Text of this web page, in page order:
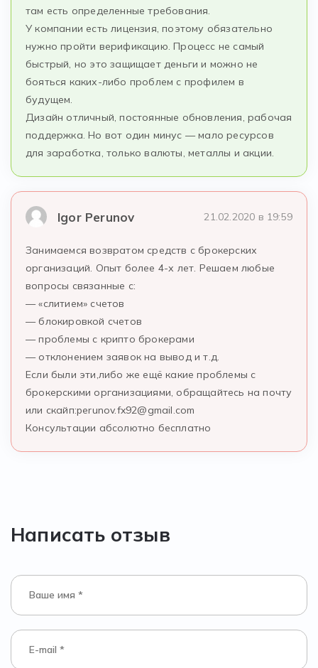
там есть определенные требования.
У компании есть лицензия, поэтому обязательно
нужно пройти верификацию. Процесс не самый
быстрый, но это защищает деньги и можно не
бояться каких-либо проблем с профилем в
будущем.
Дизайн отличный, постоянные обновления, рабочая
поддержка. Но вот один минус — мало ресурсов
для заработка, только валюты, металлы и акции.
Igor Perunov 21.02.2020 в 19:59
Занимаемся возвратом средств с брокерских
организаций. Опыт более 4-х лет. Решаем любые
вопросы связанные с:
— «слитием» счетов
— блокировкой счетов
— проблемы с крипто брокерами
— отклонением заявок на вывод и т.д.
Если были эти,либо же ещё какие проблемы с
брокерскими организациями, обращайтесь на почту
или скайп:perunov.fx92@gmail.com
Консультации абсолютно бесплатно
Написать отзыв